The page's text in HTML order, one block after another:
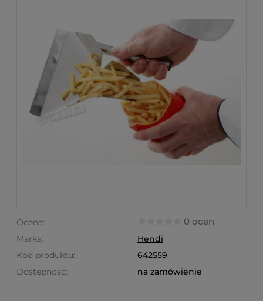
Ocena: 0 ocen
Marka:
Hendi
Kod produktu:
642559
Dostępność:
na zamówienie